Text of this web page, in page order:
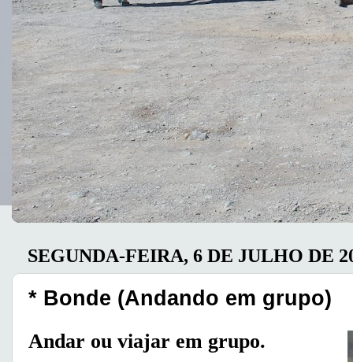
SEGUNDA-FEIRA, 6 DE JULHO DE
* Bonde (Andando em grupo)
Andar ou viajar em grupo.